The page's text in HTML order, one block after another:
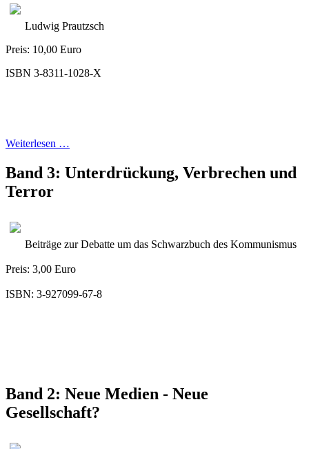
Ludwig Prautzsch
Preis: 10,00 Euro
ISBN 3-8311-1028-X
Weiterlesen …
Band 3: Unterdrückung, Verbrechen und
Terror
Beiträge zur Debatte um das Schwarzbuch des Kommunismus
Preis: 3,00 Euro
ISBN: 3-927099-67-8
Band 2: Neue Medien - Neue
Gesellschaft?